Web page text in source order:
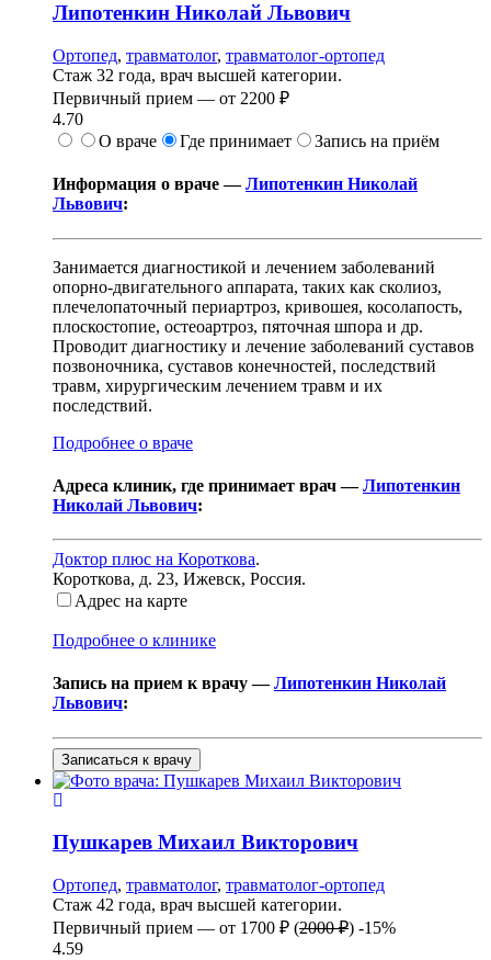
Липотенкин Николай Львович
Ортопед, травматолог, травматолог-ортопед
Стаж 32 года, врач высшей категории.
Первичный прием — от 2200 ₽
4.70
О враче
Где принимает Запись на приём
Информация о враче —Липотенкин Николай
Львович:
Занимается диагностикой и лечением заболеваний
опорно-двигательного аппарата, таких как сколиоз,
плечелопаточный периартроз, кривошея, косолапость,
плоскостопие, остеоартроз, пяточная шпора и др.
Проводит диагностику и лечение заболеваний суставов
позвоночника, суставов конечностей, последствий
травм, хирургическим лечением травм и их
последствий.
Подробнее о враче
Адреса клиник, где принимает врач —Липотенкин
Николай Львович:
Доктор плюс на Короткова.
Короткова, д. 23, Ижевск, Россия.
Адрес на карте
Подробнее о клинике
Запись на прием к врачу —Липотенкин Николай
Львович:
Записаться к врачу
Пушкарев Михаил Викторович
Ортопед, травматолог, травматолог-ортопед
Стаж 42 года, врач высшей категории.
Первичный прием — от 1700 ₽ (2000 ₽) -15%
4.59